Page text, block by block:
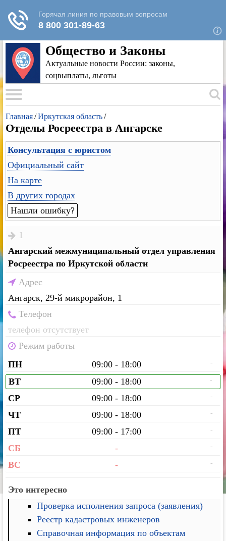
Общество и Законы
Актуальные новости России: законы,
соцвыплаты, льготы
Главная/Иркутская область/
Отделы Росреестра в Ангарске
Консультация с юристом
Официальный сайт
На карте
В других городах
Нашли ошибку?
1
Ангарский межмуниципальный отдел управления
Росреестра по Иркутской области
Адрес
Ангарск, 29-й микрорайон, 1
Телефон
телефон отсутствует
Режим работы
ПН
09:00 - 18:00 -
ВТ 09:00 - 18:00 -
СР 09:00 - 18:00 -
ЧТ 09:00 - 18:00 -
ПТ 09:00 - 17:00 -
СБ - -
ВС - -
Это интересно
Проверка исполнения запроса (заявления)
Реестр кадастровых инженеров
Справочная информация по объектам
Для любых предложений по сайту: rk-
reestr@cp9.ru